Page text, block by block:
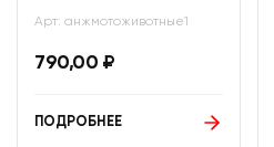
Арт: анжмотоживотные1
790,00 ₽
ПОДРОБНЕЕ